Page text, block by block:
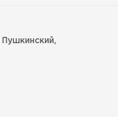
Пушкинский,